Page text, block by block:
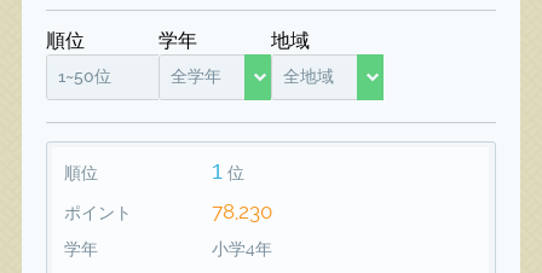
順位
1~50位
学年
全学年
地域
全地域
順位 1 位
ポイント 78,230
学年
小学4年